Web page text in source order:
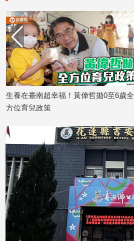
影
推
薦
科
技/
遊
戲
運
動
Pet
影
音
生養在臺南超幸福！黃偉哲拋0至6歲全
方位育兒政策